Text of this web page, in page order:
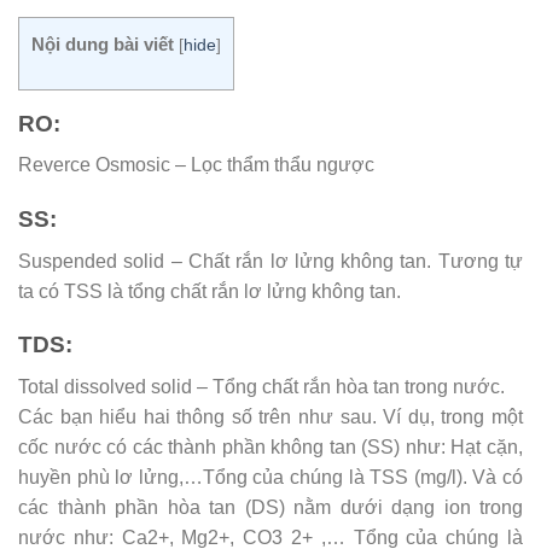
Nội dung bài viết [hide]
RO:
Reverce Osmosic – Lọc thẩm thẩu ngược
SS:
Suspended solid – Chất rắn lơ lửng không tan. Tương tự
ta có TSS là tổng chất rắn lơ lửng không tan.
TDS:
Total dissolved solid – Tổng chất rắn hòa tan trong nước.
Các bạn hiểu hai thông số trên như sau. Ví dụ, trong một
cốc nước có các thành phần không tan (SS) như: Hạt cặn,
huyền phù lơ lửng,…Tổng của chúng là TSS (mg/l). Và có
các thành phần hòa tan (DS) nằm dưới dạng ion trong
nước như: Ca2+, Mg2+, CO3 2+ ,… Tổng của chúng là